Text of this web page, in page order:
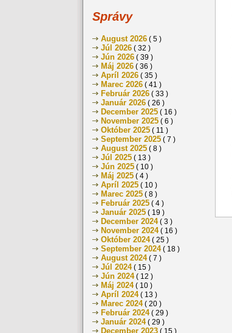
Správy
August 2026 ( 5 )
Júl 2026 ( 32 )
Jún 2026 ( 39 )
Máj 2026 ( 36 )
Apríl 2026 ( 35 )
Marec 2026 ( 41 )
Február 2026 ( 33 )
Január 2026 ( 26 )
December 2025 ( 16 )
November 2025 ( 6 )
Október 2025 ( 11 )
September 2025 ( 7 )
August 2025 ( 8 )
Júl 2025 ( 13 )
Jún 2025 ( 10 )
Máj 2025 ( 4 )
Apríl 2025 ( 10 )
Marec 2025 ( 8 )
Február 2025 ( 4 )
Január 2025 ( 19 )
December 2024( 3 )
November 2024( 16 )
Október 2024( 25 )
September 2024( 18 )
August 2024( 7 )
Júl 2024( 15 )
Jún 2024( 12 )
Máj 2024( 10 )
Apríl 2024( 13 )
Marec 2024( 20 )
Február 2024( 29 )
Január 2024( 29 )
December 2023